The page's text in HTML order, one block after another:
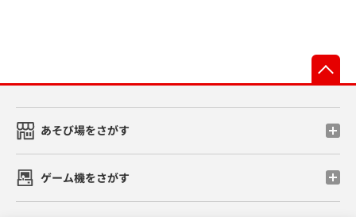
あそび場をさがす
ゲーム機をさがす